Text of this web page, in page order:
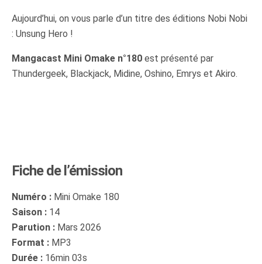
Aujourd’hui, on vous parle d’un titre des éditions Nobi Nobi
: Unsung Hero !
Mangacast Mini Omake n°180 est présenté par
Thundergeek, Blackjack, Midine, Oshino, Emrys et Akiro.
Fiche de l’émission
Numéro : Mini Omake 180
Saison : 14
Parution : Mars 2026
Format : MP3
Durée : 16min 03s